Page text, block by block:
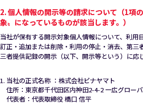
2. 個人情報の開示等の請求について（1項
象〟になっているものが該当します。）
当社が保有する開示対象個人情報について、利用
訂正・追加または削除・利用の停止・消去、第三
三者提供記録の開示（以下、開示等という）に応じ
当社の正式名称 ：株式会社ビナヤマト
住所：東京都千代田区内神田2-4-2 一広グロー
代表者：代表取締役 橋口 信平